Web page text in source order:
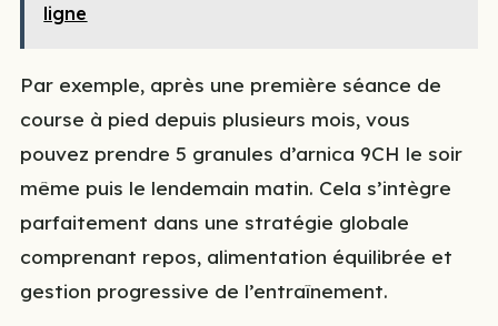
ligne
Par exemple, après une première séance de
course à pied depuis plusieurs mois, vous
pouvez prendre 5 granules d’arnica 9CH le soir
même puis le lendemain matin. Cela s’intègre
parfaitement dans une stratégie globale
comprenant repos, alimentation équilibrée et
gestion progressive de l’entraînement.